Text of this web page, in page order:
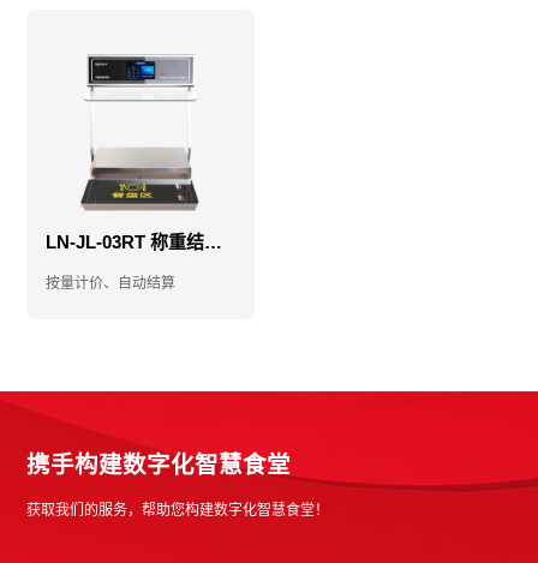
LN-JL-03RT 称重结算机-智能自选一体机-智能称重一体机
按量计价、自动结算
携手构建数字化智慧食堂
获取我们的服务，帮助您构建数字化智慧食堂！